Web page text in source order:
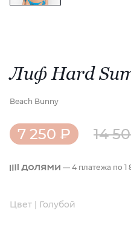
Лиф Hard
Beach Bunny
7 250 ₽ 14
— 4 платежа по 1
Цвет | Голубой